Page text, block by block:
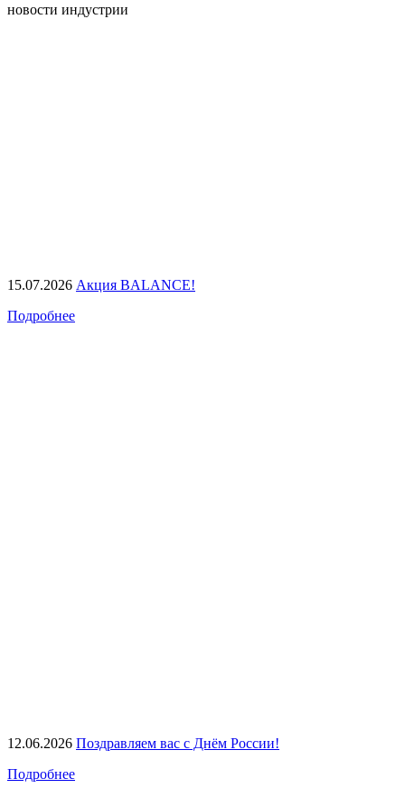
новости индустрии
15.07.2026 Акция BALANCE!
Подробнее
12.06.2026 Поздравляем вас с Днём России!
Подробнее